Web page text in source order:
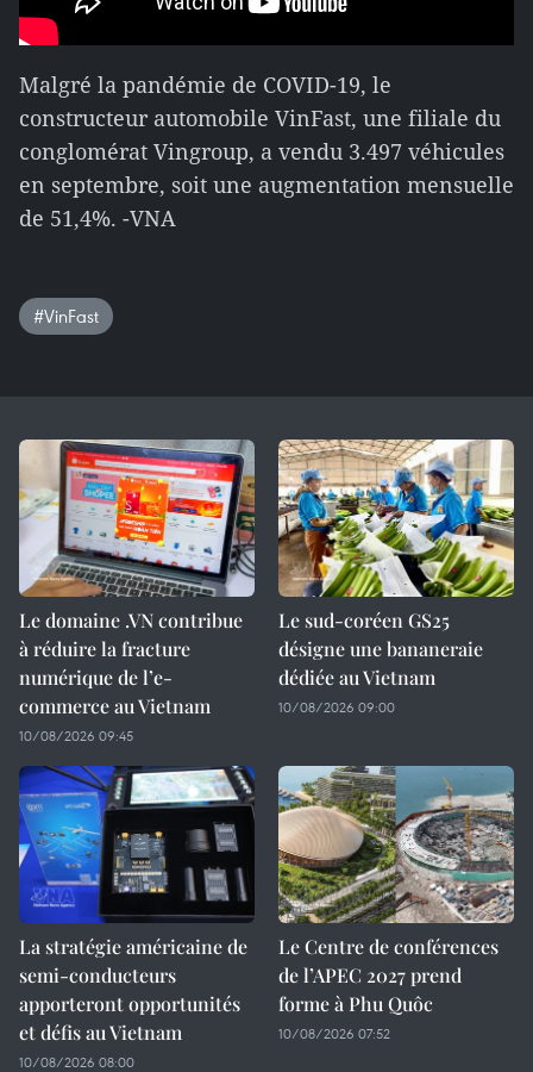
Malgré la pandémie de COVID-19, le
constructeur automobile VinFast, une filiale du
conglomérat Vingroup, a vendu 3.497 véhicules
en septembre, soit une augmentation mensuelle
de 51,4%. -VNA
#VinFast
Le domaine .VN contribue
à réduire la fracture
numérique de l’e-
commerce au Vietnam
10/08/2026 09:45
Le sud-coréen GS25
désigne une bananeraie
dédiée au Vietnam
10/08/2026 09:00
La stratégie américaine de
semi-conducteurs
apporteront opportunités
et défis au Vietnam
10/08/2026 08:00
Le Centre de conférences
de l’APEC 2027 prend
forme à Phu Quôc
10/08/2026 07:52